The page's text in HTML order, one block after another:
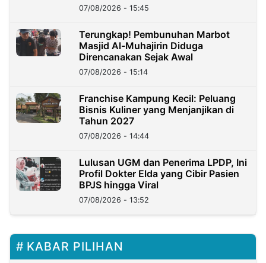
07/08/2026 - 15:45
Terungkap! Pembunuhan Marbot
Masjid Al-Muhajirin Diduga
Direncanakan Sejak Awal
07/08/2026 - 15:14
Franchise Kampung Kecil: Peluang
Bisnis Kuliner yang Menjanjikan di
Tahun 2027
07/08/2026 - 14:44
Lulusan UGM dan Penerima LPDP, Ini
Profil Dokter Elda yang Cibir Pasien
BPJS hingga Viral
07/08/2026 - 13:52
KABAR PILIHAN